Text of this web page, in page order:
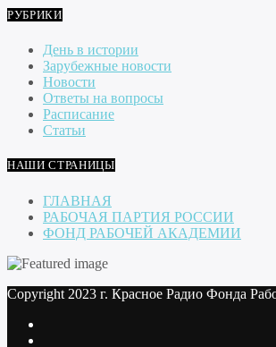
РУБРИКИ
День в истории
Зарубежные новости
Новости
Ответы на вопросы
Расписание
Статьи
НАШИ СТРАНИЦЫ
ГЛАВНАЯ
РАБОЧАЯ ПАРТИЯ РОССИИ
ФОНД РАБОЧЕЙ АКАДЕМИИ
Copyright 2023 г. Красное Радио Фонда